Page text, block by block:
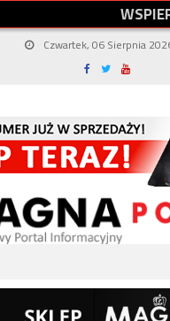
WSPIE
Czwartek, 06 Sierpnia